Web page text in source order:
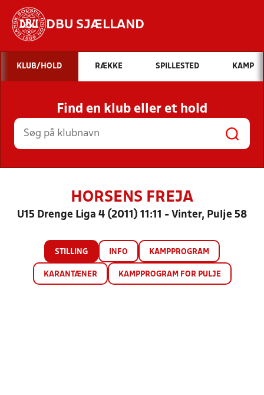
DBU SJÆLLAND
Hvad vil du søge efter?
INDHOLD OG NYHEDER
STILLINGER, RESULTATER, KLUBBER OG
HOLD
KLUB/HOLD RÆKKE SPILLESTED KAMP
Find en klub eller et hold
HORSENS FREJA
U15 Drenge Liga 4 (2011) 11:11 - Vinter, Pulje 58
STILLING INFO KAMPPROGRAM
KARANTÆNER KAMPPROGRAM FOR PULJE